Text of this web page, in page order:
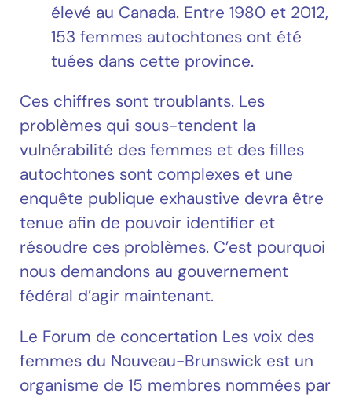
élevé au Canada. Entre 1980 et 2012,
153 femmes autochtones ont été
tuées dans cette province.
Ces chiffres sont troublants. Les
problèmes qui sous-tendent la
vulnérabilité des femmes et des filles
autochtones sont complexes et une
enquête publique exhaustive devra être
tenue afin de pouvoir identifier et
résoudre ces problèmes. C’est pourquoi
nous demandons au gouvernement
fédéral d’agir maintenant.
Le Forum de concertation Les voix des
femmes du Nouveau-Brunswick est un
organisme de 15 membres nommées par